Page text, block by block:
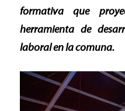
formativa que
herramienta de
laboral en la comuna.